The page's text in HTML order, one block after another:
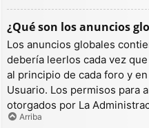
¿Qué son los anuncios
Los anuncios globales
debería leerlos cada vez
al principio de cada foro y
Usuario. Los permisos para
otorgados por La
Arriba